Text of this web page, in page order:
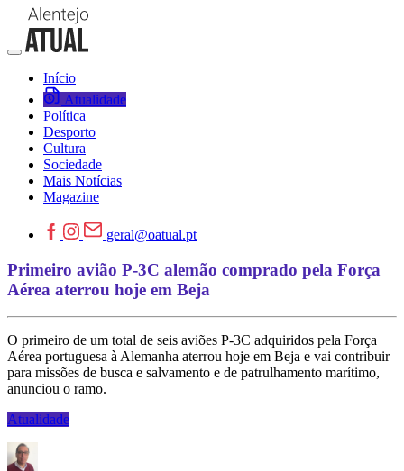
Início
Atualidade
Política
Desporto
Cultura
Sociedade
Mais Notícias
Magazine
geral@oatual.pt
Primeiro avião P-3C alemão comprado pela Força
Aérea aterrou hoje em Beja
O primeiro de um total de seis aviões P-3C adquiridos pela Força
Aérea portuguesa à Alemanha aterrou hoje em Beja e vai contribuir
para missões de busca e salvamento e de patrulhamento marítimo,
anunciou o ramo.
Atualidade